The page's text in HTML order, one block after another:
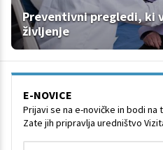
Preventivni pregledi, ki
življenje
E-NOVICE
Prijavi se na e-novičke in bodi
Zate jih pripravlja uredništvo